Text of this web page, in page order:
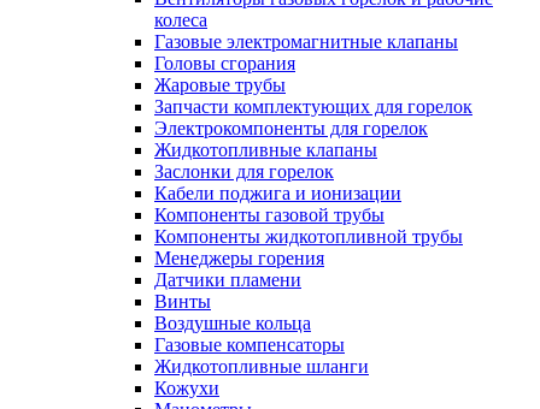
колеса
Газовые электромагнитные клапаны
Головы сгорания
Жаровые трубы
Запчасти комплектующих для горелок
Электрокомпоненты для горелок
Жидкотопливные клапаны
Заслонки для горелок
Кабели поджига и ионизации
Компоненты газовой трубы
Компоненты жидкотопливной трубы
Менеджеры горения
Датчики пламени
Винты
Воздушные кольца
Газовые компенсаторы
Жидкотопливные шланги
Кожухи